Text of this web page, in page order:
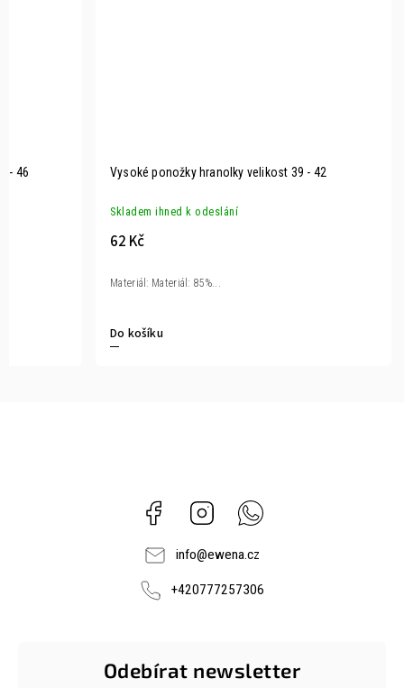
- 46 Vysoké ponožky hranolky velikost 39 - 42
Skladem ihned k odeslání
62 Kč
Do košíku
Materiál: Materiál: 85%...
Facebook Instagram
info@ewena.cz
+420777257306
Odebírat newsletter